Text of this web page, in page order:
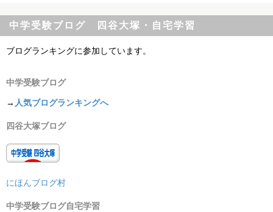
中学受験ブログ 四谷大塚・自宅学習
ブログランキングに参加しています。
中学受験ブログ
→ 人気ブログランキングへ
四谷大塚ブログ
にほんブログ村
中学受験ブログ自宅学習